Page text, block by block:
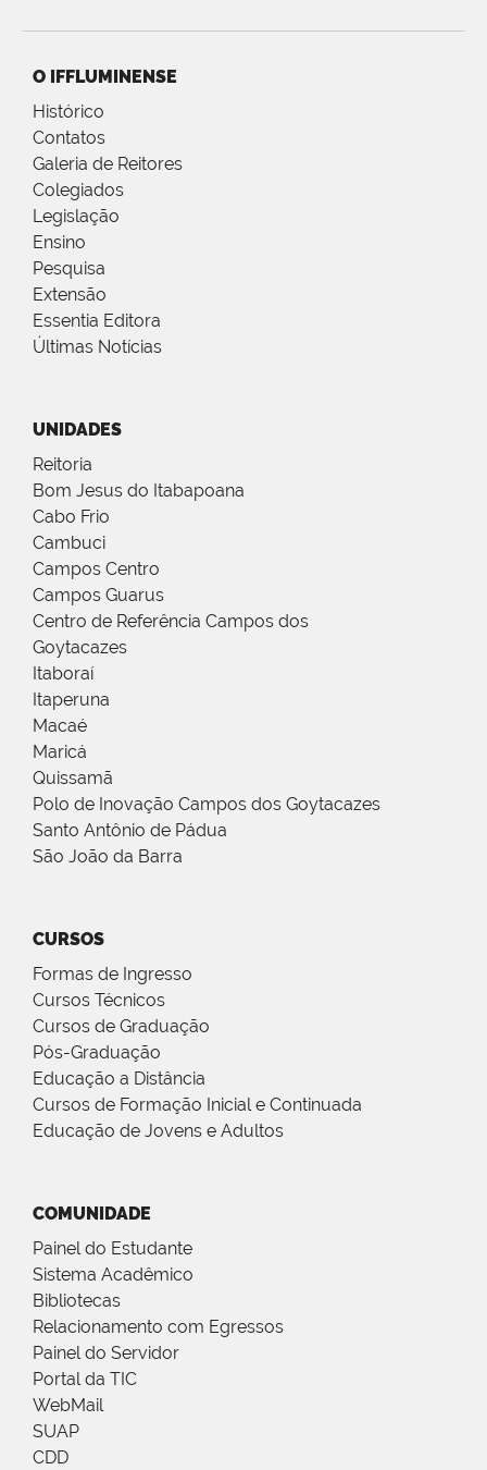
O IFFLUMINENSE
Histórico
Contatos
Galeria de Reitores
Colegiados
Legislação
Ensino
Pesquisa
Extensão
Essentia Editora
Últimas Notícias
UNIDADES
Reitoria
Bom Jesus do Itabapoana
Cabo Frio
Cambuci
Campos Centro
Campos Guarus
Centro de Referência Campos dos
Goytacazes
Itaboraí
Itaperuna
Macaé
Maricá
Quissamã
Polo de Inovação Campos dos Goytacazes
Santo Antônio de Pádua
São João da Barra
CURSOS
Formas de Ingresso
Cursos Técnicos
Cursos de Graduação
Pós-Graduação
Educação a Distância
Cursos de Formação Inicial e Continuada
Educação de Jovens e Adultos
COMUNIDADE
Painel do Estudante
Sistema Acadêmico
Bibliotecas
Relacionamento com Egressos
Painel do Servidor
Portal da TIC
WebMail
SUAP
CDD